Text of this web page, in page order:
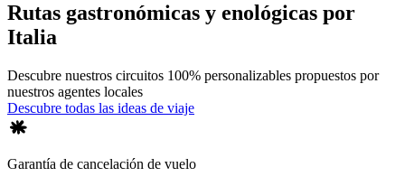
Rutas gastronómicas y enológicas por
Italia
Descubre nuestros circuitos 100% personalizables propuestos por
nuestros agentes locales
Descubre todas las ideas de viaje
Garantía de cancelación de vuelo